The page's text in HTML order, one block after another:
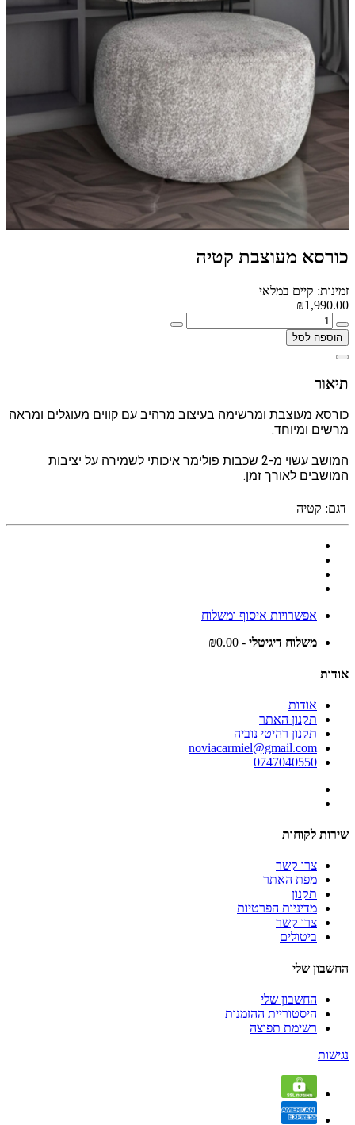
כורסא מעוצבת קטיה
זמינות: קיים במלאי
₪1,990.00
הוספה לסל
תיאור
כורסא מעוצבת ומרשימה בעיצוב מרהיב עם קווים מעוגלים ומראה
מרשים ומיוחד.
המושב עשוי מ-2 שכבות פולימר איכותי לשמירה על יציבות
המושבים לאורך זמן.
דגם: קטיה
אפשרויות איסוף ומשלוח
משלוח דיגיטלי - ₪0.00
אודות
אודות
תקנון האתר
תקנון רהיטי נוביה
noviacarmiel@gmail.com
0747040550
שירות לקוחות
צרו קשר
מפת האתר
תקנון
מדיניות הפרטיות
צרו קשר
ביטולים
החשבון שלי
החשבון שלי
היסטוריית ההזמנות
רשימת תפוצה
נגישות